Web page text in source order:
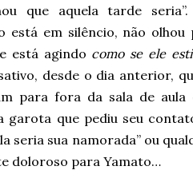
que aquela tarde
está em silêncio, não
está agindo como se ele
desde o dia anterior,
para fora da sala de
que pediu seu
seria sua namorada” ou
doloroso para Yamato…